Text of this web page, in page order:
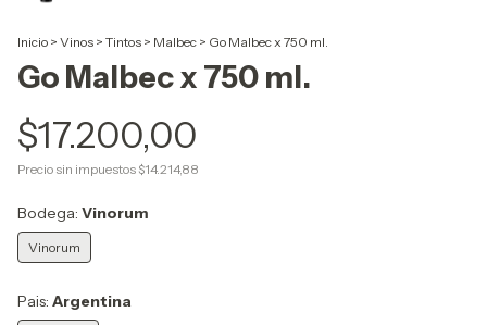
Inicio > Vinos > Tintos > Malbec > Go Malbec x 750 ml.
Go Malbec x 750 ml.
$17.200,00
Precio sin impuestos $14.214,88
Bodega: Vinorum
Vinorum
Pais: Argentina